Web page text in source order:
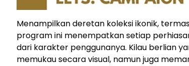
Menampilkan deretan koleksi ikonik,
program ini menempatkan setiap
dari karakter penggunanya. Kilau berlian
memukau secara visual, namun juga